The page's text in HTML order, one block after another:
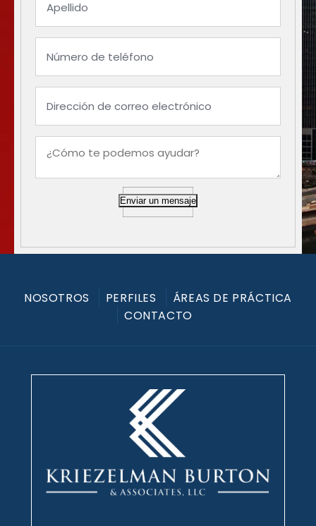
Enviar un mensaje
NOSOTROS PERFILES
ÁREAS DE PRÁCTICA
CONTACTO